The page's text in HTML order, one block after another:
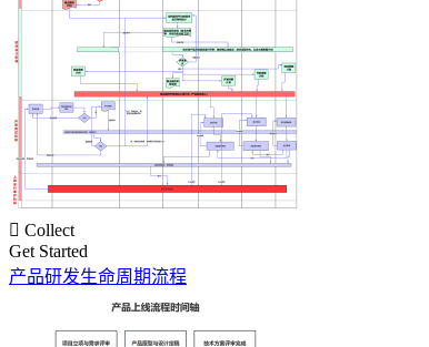
 Collect
Get Started
产品研发生命周期流程